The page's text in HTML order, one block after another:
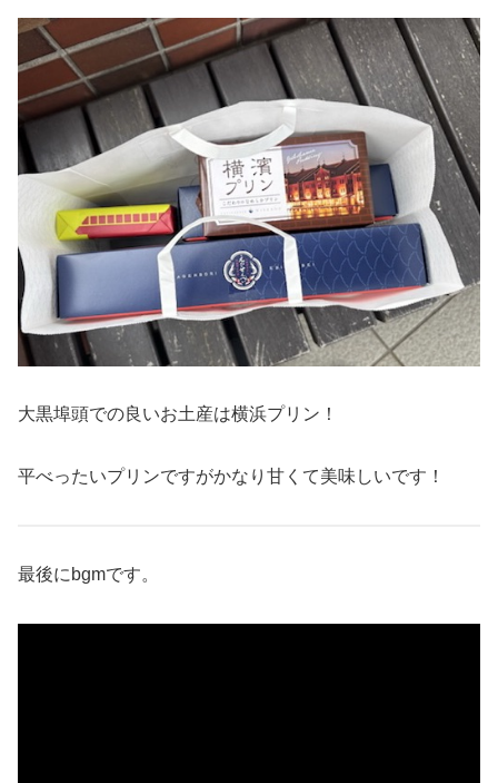
大黒埠頭での良いお土産は横浜プリン！
平べったいプリンですがかなり甘くて美味しいです！
最後にbgmです。